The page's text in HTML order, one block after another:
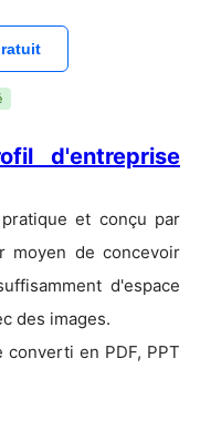
d'entreprise
et conçu par
moyen de concevoir
d'espace
des images.
converti en PDF, PPT